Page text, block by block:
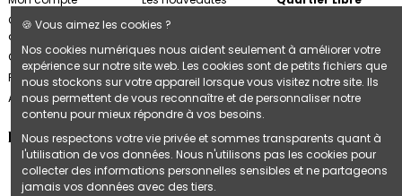
Conditions
d'utilisation
Contactez-nous
Plan du site
Accès B2B
Blocs & Plannings
Quartier Libre
Cartes & Affiches
Quartier Libre
31000 Toulouse
France
+33 9 74 97 02 06
Follow us
🍪 Vous aimez les cookies ?
Nos cookies numériques nous aident seulement à améliorer votre
expérience sur notre site web. Les cookies sont de petits fichiers que
nous stockons sur votre appareil lorsque vous visitez notre site. Ils
nous permettent de vous reconnaître et de personnaliser notre
contenu pour mieux répondre à vos besoins.
Nous respectons votre vie privée et sommes transparents quant à
l'utilisation de vos données. Nous n'utilisons pas les cookies pour
collecter des informations personnelles sensibles et ne partageons
jamais vos données avec des tiers.